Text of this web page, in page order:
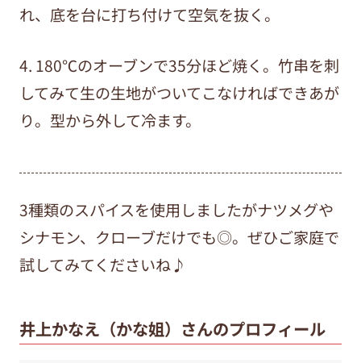
れ、底を台に打ち付けて空気を抜く。
4. 180℃のオーブンで35分ほど焼く。竹串を刺
してみて生の生地がついてこなければできあが
り。型から外して冷ます。
3種類のスパイスを使用しましたがナツメグや
シナモン、クローブだけでも◎。ぜひご家庭で
試してみてくださいね♪
井上かなえ（かな姐）さんのプロフィール